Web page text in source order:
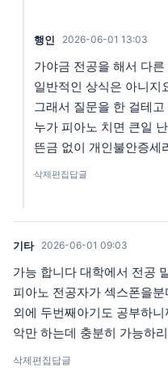
행인 2026-06-01 13:03
가야금 전공을 해서 다
일반적인 상식은 아니지
그래서 질문을 한 걸테고
누가 피아노 치면 큰일
뜬금 없이 개인불안증세
삭제편집답글
기타 2026-06-01 09:03
가능 합니다 대학에서 전공
피아노 전공자가 섹스폰을
외에 두번째아기도 공부하
악만 하는데 충분히 가능하
삭제편집 답글